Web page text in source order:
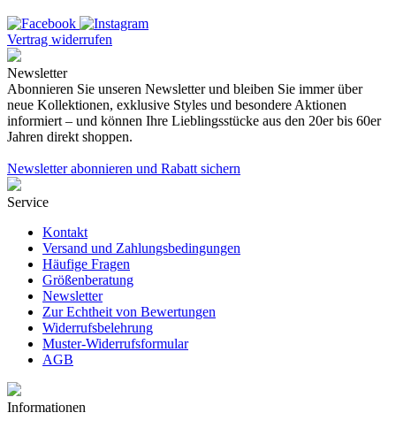
Vertrag widerrufen
Newsletter
Abonnieren Sie unseren Newsletter und bleiben Sie immer über
neue Kollektionen, exklusive Styles und besondere Aktionen
informiert – und können Ihre Lieblingsstücke aus den 20er bis 60er
Jahren direkt shoppen.
Newsletter abonnieren und Rabatt sichern
Service
Kontakt
Versand und Zahlungsbedingungen
Häufige Fragen
Größenberatung
Newsletter
Zur Echtheit von Bewertungen
Widerrufsbelehrung
Muster-Widerrufsformular
AGB
Informationen